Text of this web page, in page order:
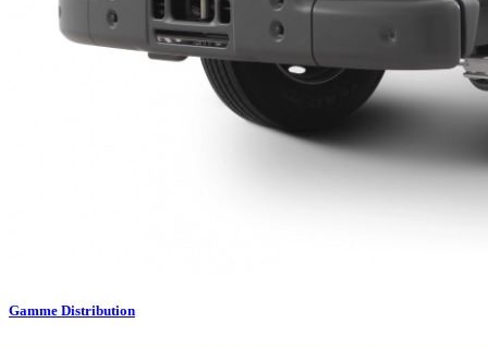
Gamme Distribution